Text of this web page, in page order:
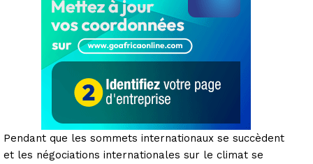
Pendant que les sommets internationaux se succèdent
et les négociations internationales sur le climat se